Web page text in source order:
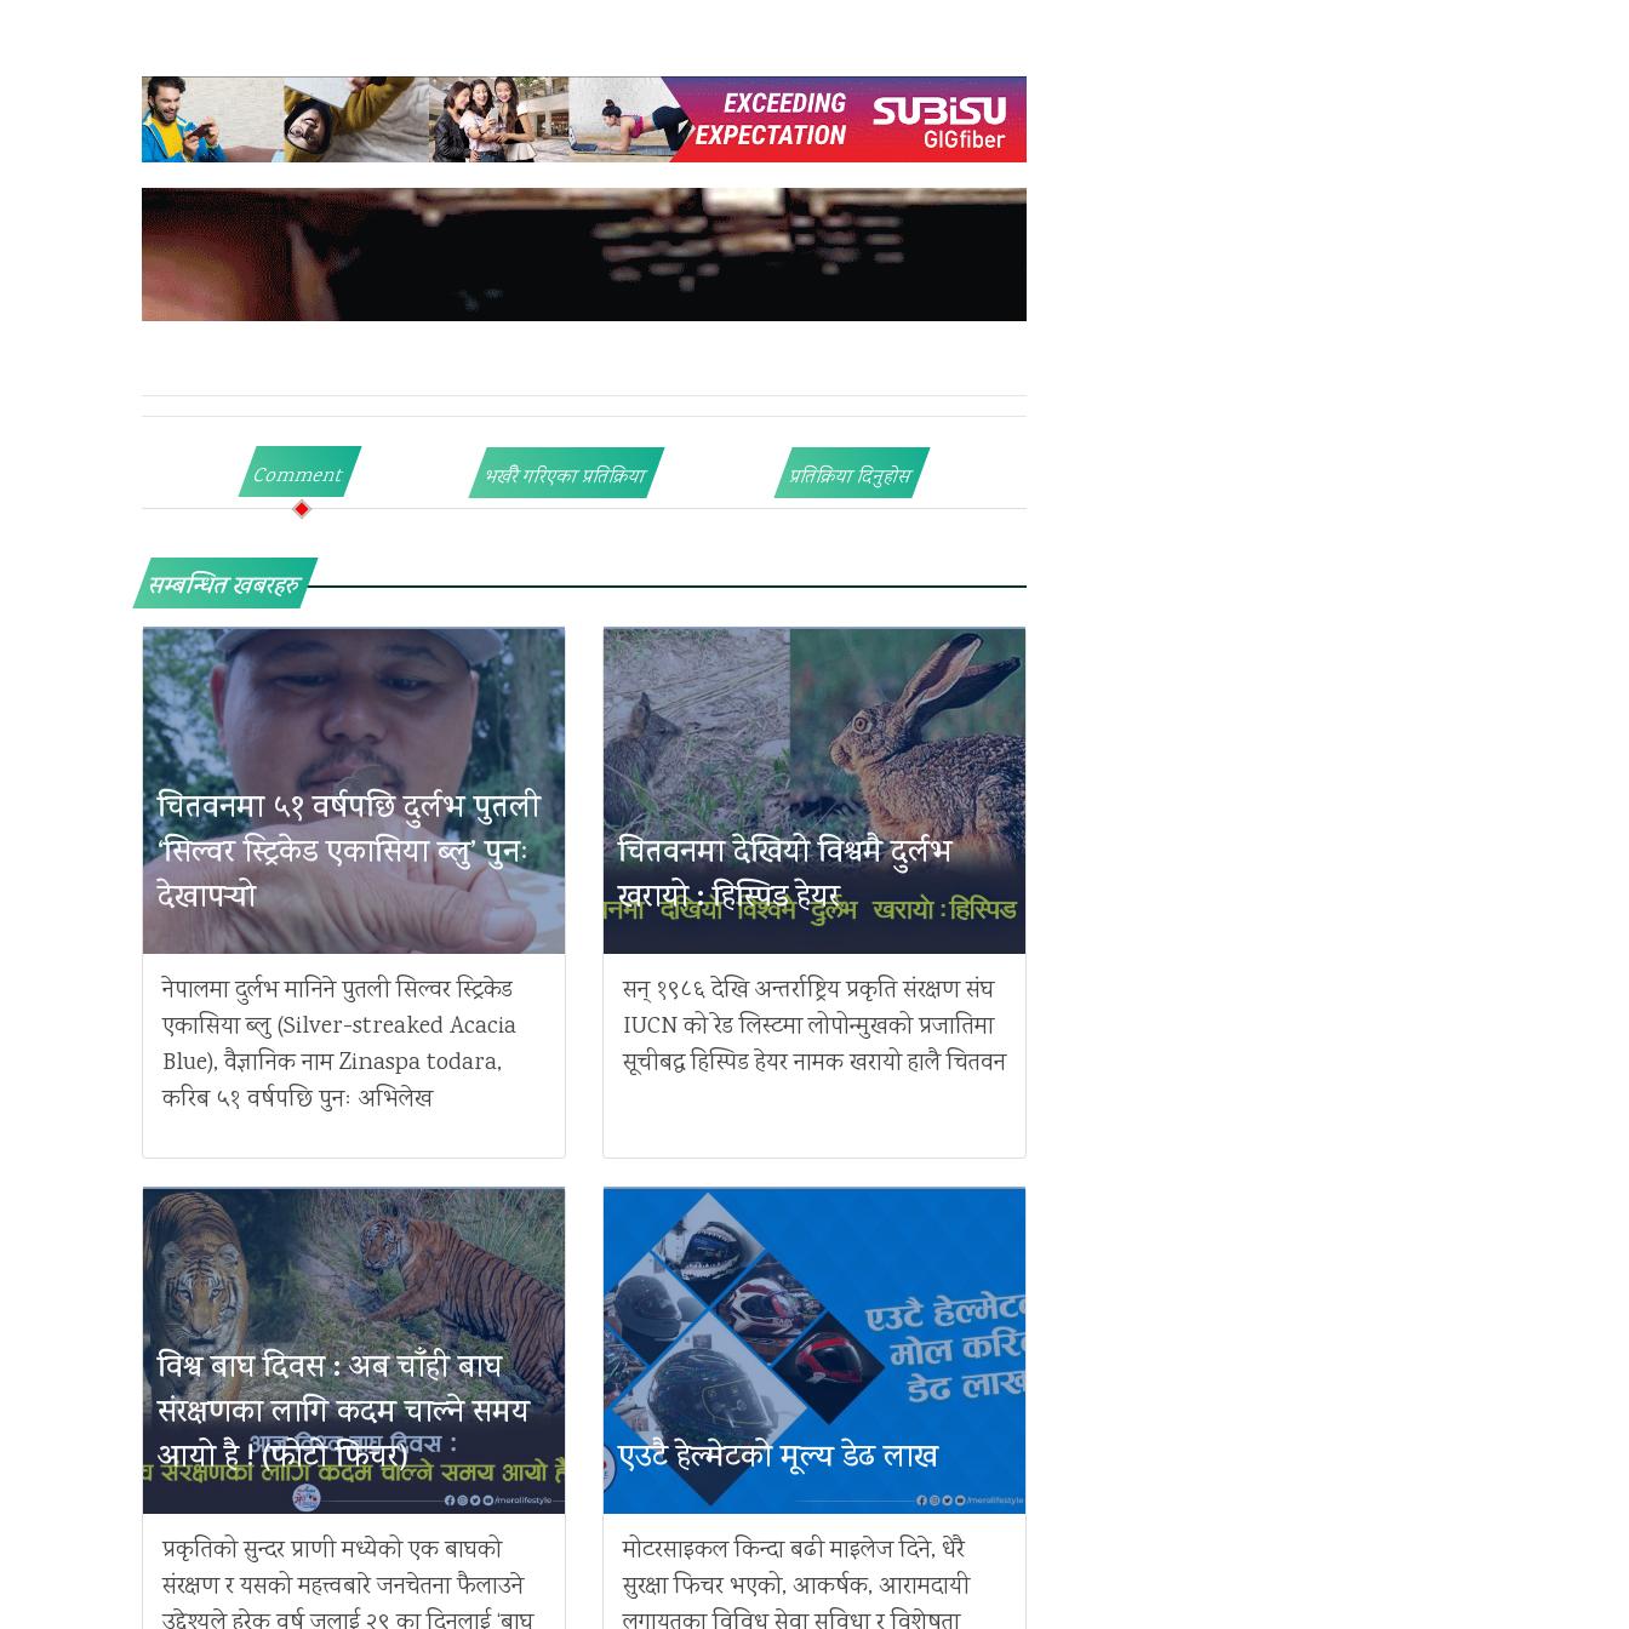
Comment भर्खरै गरिएका प्रतिक्रिया प्रतिक्रिया दिनुहोस
सम्बन्धित खबरहरु
चितवनमा ५१ वर्षपछि दुर्लभ पुतली
‘सिल्वर स्ट्रिकेड एकासिया ब्लु’ पुनः
देखापर्‍यो
नेपालमा दुर्लभ मानिने पुतली सिल्वर स्ट्रिकेड
एकासिया ब्लु (Silver-streaked Acacia
Blue), वैज्ञानिक नाम Zinaspa todara,
करिब ५१ वर्षपछि पुनः अभिलेख
चितवनमा देखियो विश्वमै दुर्लभ
खरायो : हिस्पिड हेयर
सन् १९८६ देखि अन्तर्राष्ट्रिय प्रकृति संरक्षण संघ
IUCN को रेड लिस्टमा लोपोन्मुखको प्रजातिमा
सूचीबद्ध हिस्पिड हेयर नामक खरायो हालै चितवन
विश्व बाघ दिवस : अब चाँही बाघ
संरक्षणका लागि कदम चाल्ने समय
आयो है ! (फोटो फिचर)
प्रकृतिको सुन्दर प्राणी मध्येको एक बाघको
संरक्षण र यसको महत्त्वबारे जनचेतना फैलाउने
एउटै हेल्मेटको मूल्य डेढ लाख
मोटरसाइकल किन्दा बढी माइलेज दिने, धेरै
सुरक्षा फिचर भएको, आकर्षक, आरामदायी